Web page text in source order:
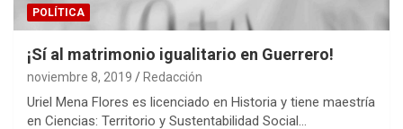
POLÍTICA
¡Sí al matrimonio igualitario en Guerrero!
noviembre 8, 2019 Redacción
Uriel Mena Flores es licenciado en Historia y tiene maestría
en Ciencias: Territorio y Sustentabilidad Social…